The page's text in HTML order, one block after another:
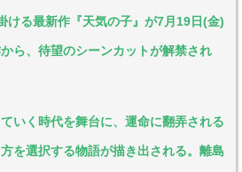
ける最新作『天気の子』が7月19日(金)
ら、待望のシーンカットが解禁され
いく時代を舞台に、運命に翻弄される
を選択する物語が描き出される。離島